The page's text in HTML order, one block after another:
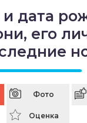
дата
его
Фото
Оценка